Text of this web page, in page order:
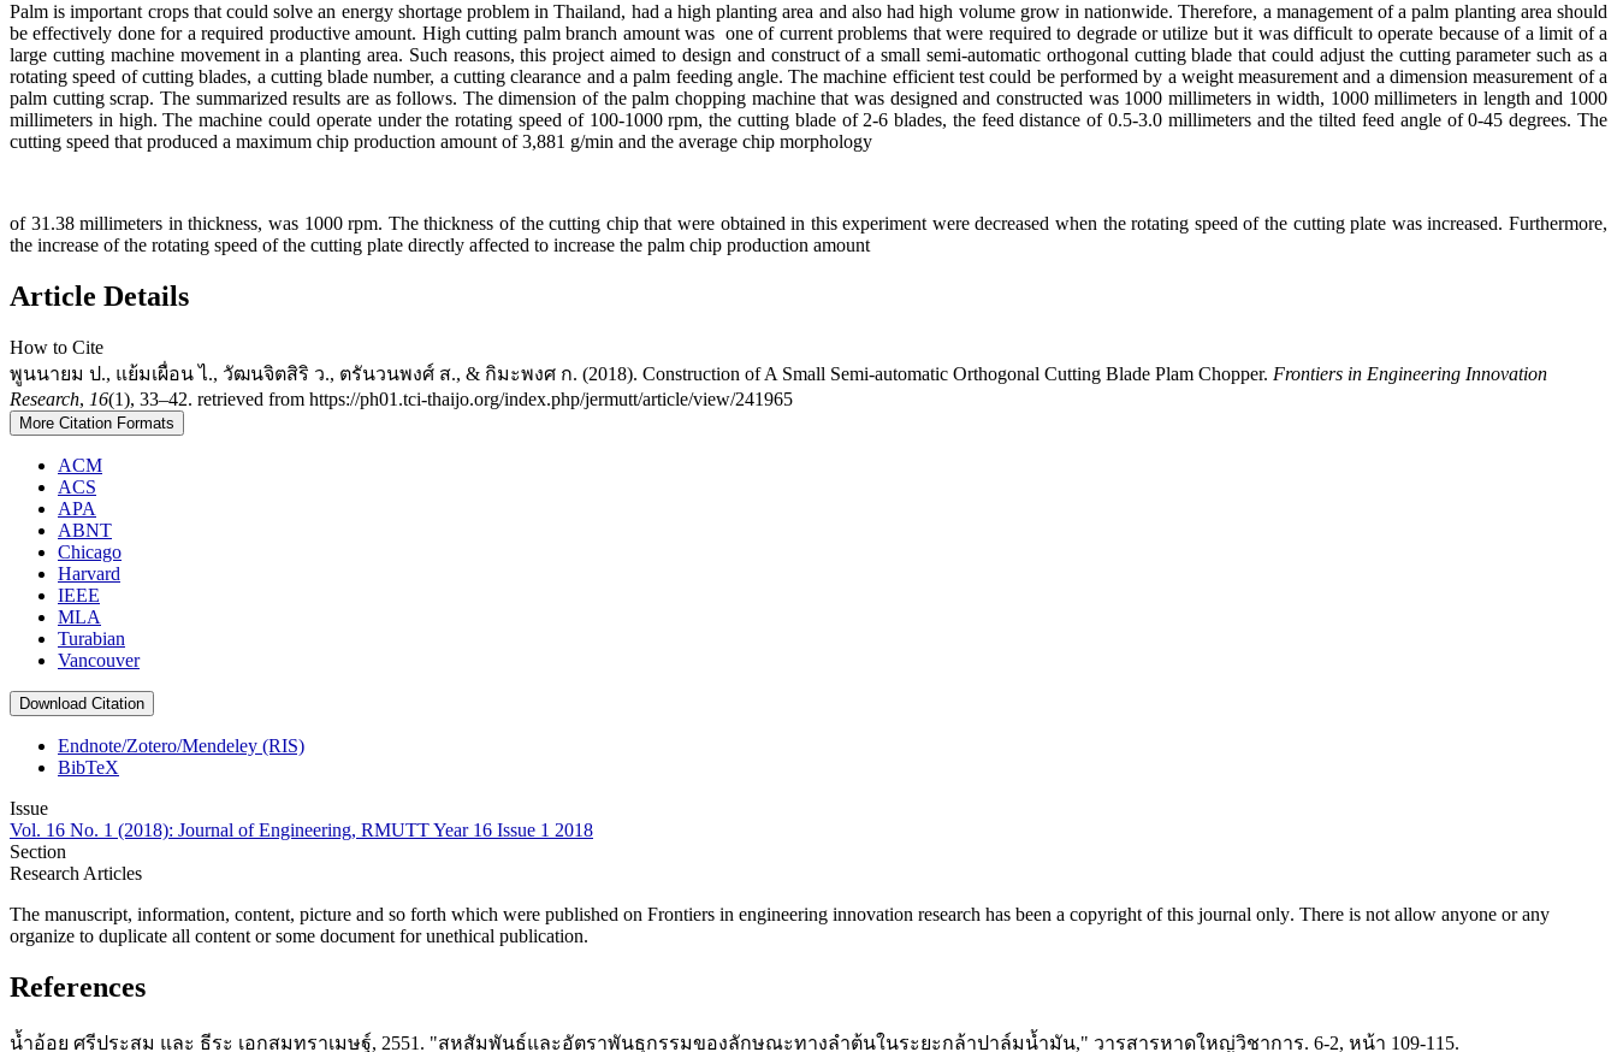
Palm is important crops that could solve an energy shortage problem in Thailand, had a high planting area and also had high volume grow in nationwide. Therefore, a management of a palm planting area should
be effectively done for a required productive amount. High cutting palm branch amount was one of current problems that were required to degrade or utilize but it was difficult to operate because of a limit of a
large cutting machine movement in a planting area. Such reasons, this project aimed to design and construct of a small semi-automatic orthogonal cutting blade that could adjust the cutting parameter such as a
rotating speed of cutting blades, a cutting blade number, a cutting clearance and a palm feeding angle. The machine efficient test could be performed by a weight measurement and a dimension measurement of a
palm cutting scrap. The summarized results are as follows. The dimension of the palm chopping machine that was designed and constructed was 1000 millimeters in width, 1000 millimeters in length and 1000
millimeters in high. The machine could operate under the rotating speed of 100-1000 rpm, the cutting blade of 2-6 blades, the feed distance of 0.5-3.0 millimeters and the tilted feed angle of 0-45 degrees. The
cutting speed that produced a maximum chip production amount of 3,881 g/min and the average chip morphology
of 31.38 millimeters in thickness, was 1000 rpm. The thickness of the cutting chip that were obtained in this experiment were decreased when the rotating speed of the cutting plate was increased. Furthermore,
the increase of the rotating speed of the cutting plate directly affected to increase the palm chip production amount
Article Details
How to Cite
พูนนายม ป., แย้มเผื่อน ไ., วัฒนจิตสิริ ว., ตรันวนพงศ์ ส., & กิมะพงศ ก. (2018). Construction of A Small Semi-automatic Orthogonal Cutting Blade Plam Chopper. Frontiers in Engineering Innovation
Research, 16(1), 33–42. retrieved from https://ph01.tci-thaijo.org/index.php/jermutt/article/view/241965
More Citation Formats
ACM
ACS
APA
ABNT
Chicago
Harvard
IEEE
MLA
Turabian
Vancouver
Download Citation
Endnote/Zotero/Mendeley (RIS)
BibTeX
Issue
Vol. 16 No. 1 (2018): Journal of Engineering, RMUTT Year 16 Issue 1 2018
Section
Research Articles
The manuscript, information, content, picture and so forth which were published on Frontiers in engineering innovation research has been a copyright of this journal only. There is not allow anyone or any
organize to duplicate all content or some document for unethical publication.
References
น้ำอ้อย ศรีประสม และ ธีระ เอกสมทราเมษฐ์, 2551. "สหสัมพันธ์และอัตราพันธุกรรมของลักษณะทางลำต้นในระยะกล้าปาล์มน้ำมัน," วารสารหาดใหญ่วิชาการ. 6-2, หน้า 109-115.